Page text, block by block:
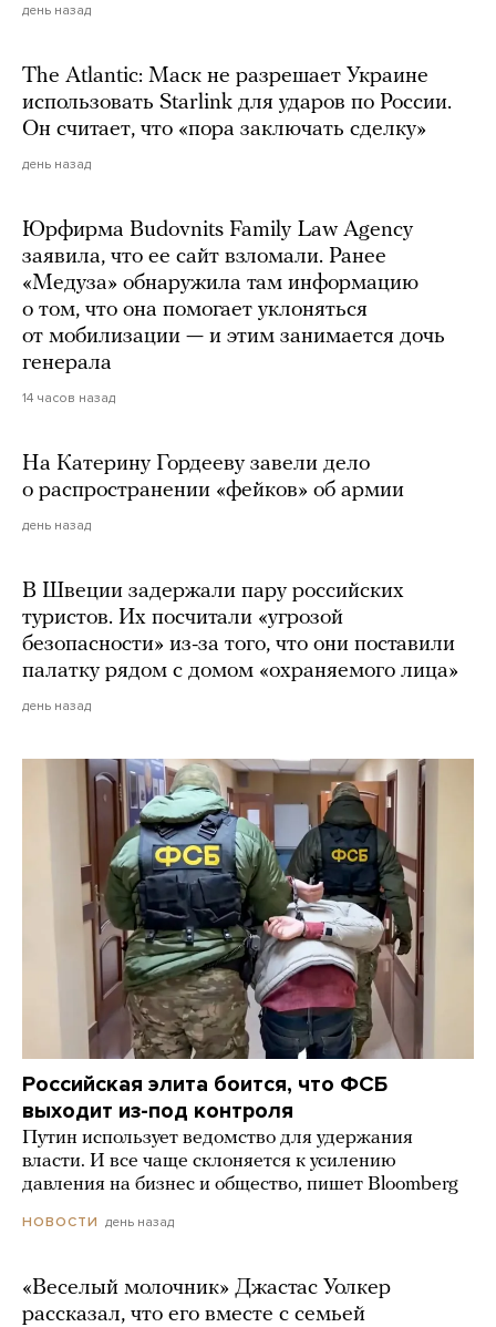
день назад
The Atlantic: Маск не разрешает Украине
использовать Starlink для ударов по России.
Он считает, что «пора заключать сделку»
день назад
Юрфирма Budovnits Family Law Agency
заявила, что ее сайт взломали. Ранее
«Медуза» обнаружила там информацию
о том, что она помогает уклоняться
от мобилизации — и этим занимается дочь
генерала
14 часов назад
На Катерину Гордееву завели дело
о распространении «фейков» об армии
день назад
В Швеции задержали пару российских
туристов. Их посчитали «угрозой
безопасности» из-за того, что они поставили
палатку рядом с домом «охраняемого лица»
день назад
Российская элита боится, что ФСБ
выходит из-под контроля
Путин использует ведомство для удержания
власти. И все чаще склоняется к усилению
давления на бизнес и общество, пишет Bloomberg
НОВОСТИ день назад
«Веселый молочник» Джастас Уолкер
рассказал, что его вместе с семьей